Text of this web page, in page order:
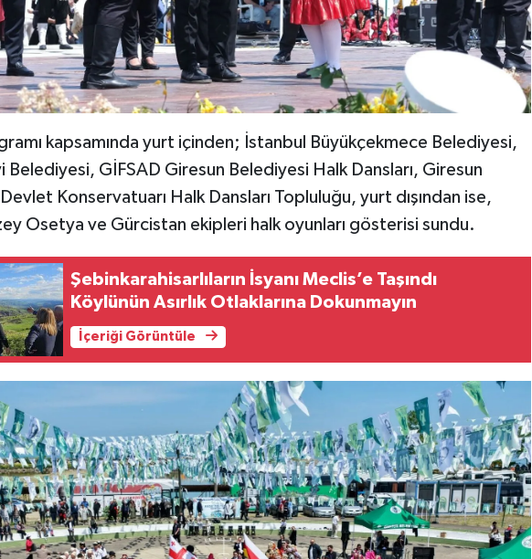
kapsamında yurt içinden; İstanbul Büyükçekmece Belediyesi,
Belediyesi, GİFSAD Giresun Belediyesi Halk Dansları, Giresun
Konservatuarı Halk Dansları Topluluğu, yurt dışından ise,
Osetya ve Gürcistan ekipleri halk oyunları gösterisi sundu.
Şebinkarahisarlıların İsyanı Meclis’e Taşındı
Köylünün Asırlık Otlaklarına Dokunmayın
İçeriği Görüntüle